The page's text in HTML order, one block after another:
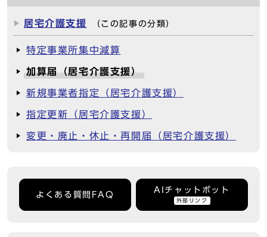
居宅介護支援 （この記事の分類）
特定事業所集中減算
加算届（居宅介護支援）
新規事業者指定（居宅介護支援）
指定更新（居宅介護支援）
変更・廃止・休止・再開届（居宅介護支援）
よくある質問FAQ
AIチャットボット
外部リンク